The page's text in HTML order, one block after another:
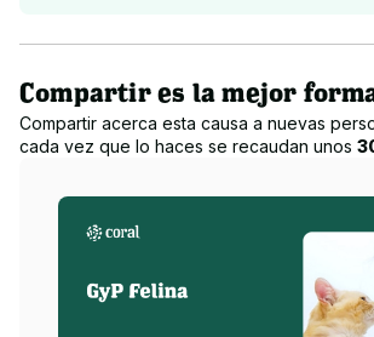
nuevo proyecto de refugio con mayor
un mayor número de rescates.
operaciones, hospitalizaciones y
Compartir es la mejor
Compartir acerca esta causa a nuevas
cada vez que lo haces se recaudan unos